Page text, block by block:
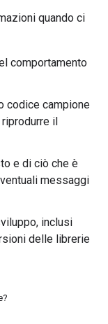
quando ci
comportamento
codice campione
il
e di ciò che è
messaggi
inclusi
delle librerie